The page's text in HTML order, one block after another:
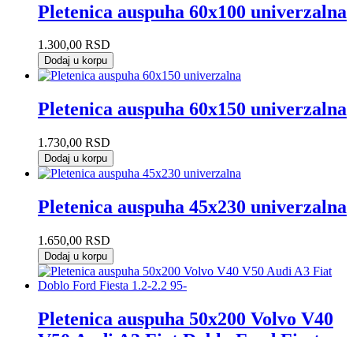
Pletenica auspuha 60x100 univerzalna
1.300,00 RSD
Dodaj u korpu
Pletenica auspuha 60x150 univerzalna
1.730,00 RSD
Dodaj u korpu
Pletenica auspuha 45x230 univerzalna
1.650,00 RSD
Dodaj u korpu
Pletenica auspuha 50x200 Volvo V40